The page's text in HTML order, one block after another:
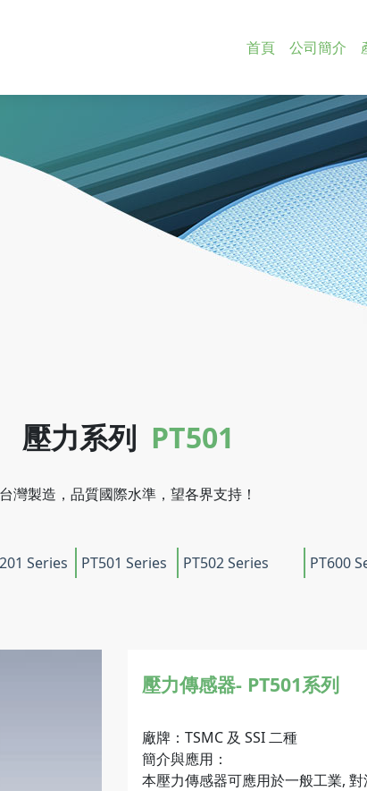
首頁 公司簡介
壓力系列 PT501
台灣製造，品質國際水準，望各界支持！
Series PT501 Series PT502 Series PT600
壓力傳感器- PT501系列
廠牌：TSMC 及 SSI 二種
簡介與應用：
本壓力傳感器可應用於一般工業,